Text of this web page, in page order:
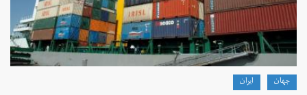
جهان ايران